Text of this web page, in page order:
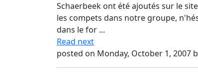
Schaerbeek ont été ajoutés sur le
les compets dans notre groupe,
dans le for ...
Read next
posted on Monday, October 1, 2007